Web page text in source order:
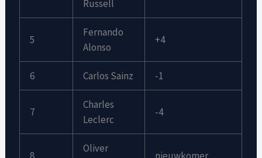
Russell
5
Fernando
Alonso
+4
6 Carlos Sainz -1
7
Charles
Leclerc
-4
Oliver